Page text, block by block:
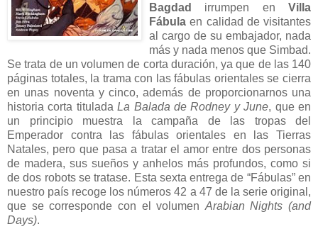
Bagdad
irrumpen en Villa
Fábula en calidad de visitantes
al cargo de su embajador, nada
más y nada menos que Simbad.
Se trata de un volumen de corta duración, ya que de las 140
páginas totales, la trama con las fábulas orientales se cierra
en unas noventa y cinco, además de proporcionarnos una
historia corta tituladaLa Balada de Rodney y June, que en
un principio muestra la campaña de las tropas del
Emperador contra las fábulas orientales en las Tierras
Natales, pero que pasa a tratar el amor entre dos personas
de madera, sus sueños y anhelos más profundos, como si
de dos robots se tratase. Esta sexta entrega de “Fábulas” en
nuestro país recoge los números 42 a 47 de la serie original,
que se corresponde con el volumen Arabian Nights (and
Days).